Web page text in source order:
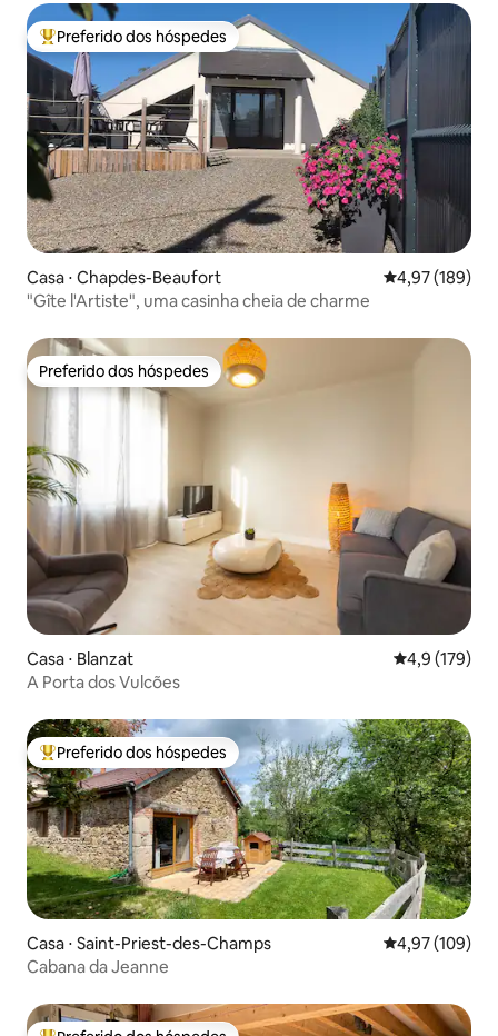
Entre os melhores preferidos dos hóspedes
Preferido dos hóspedes
Casa ⋅ Chapdes-Beaufort 4,97 de uma
4,97 (189)
"Gîte l'Artiste", uma casinha cheia de charme
Preferido dos hóspedes
Preferido dos hóspedes
Casa ⋅ Blanzat 4,9 de uma
4,9 (179)
A Porta dos Vulcões
Entre os melhores preferidos dos hóspedes
Preferido dos hóspedes
Casa ⋅ Saint-Priest-des-Champs 4,97 de uma
4,97 (109)
Cabana da Jeanne